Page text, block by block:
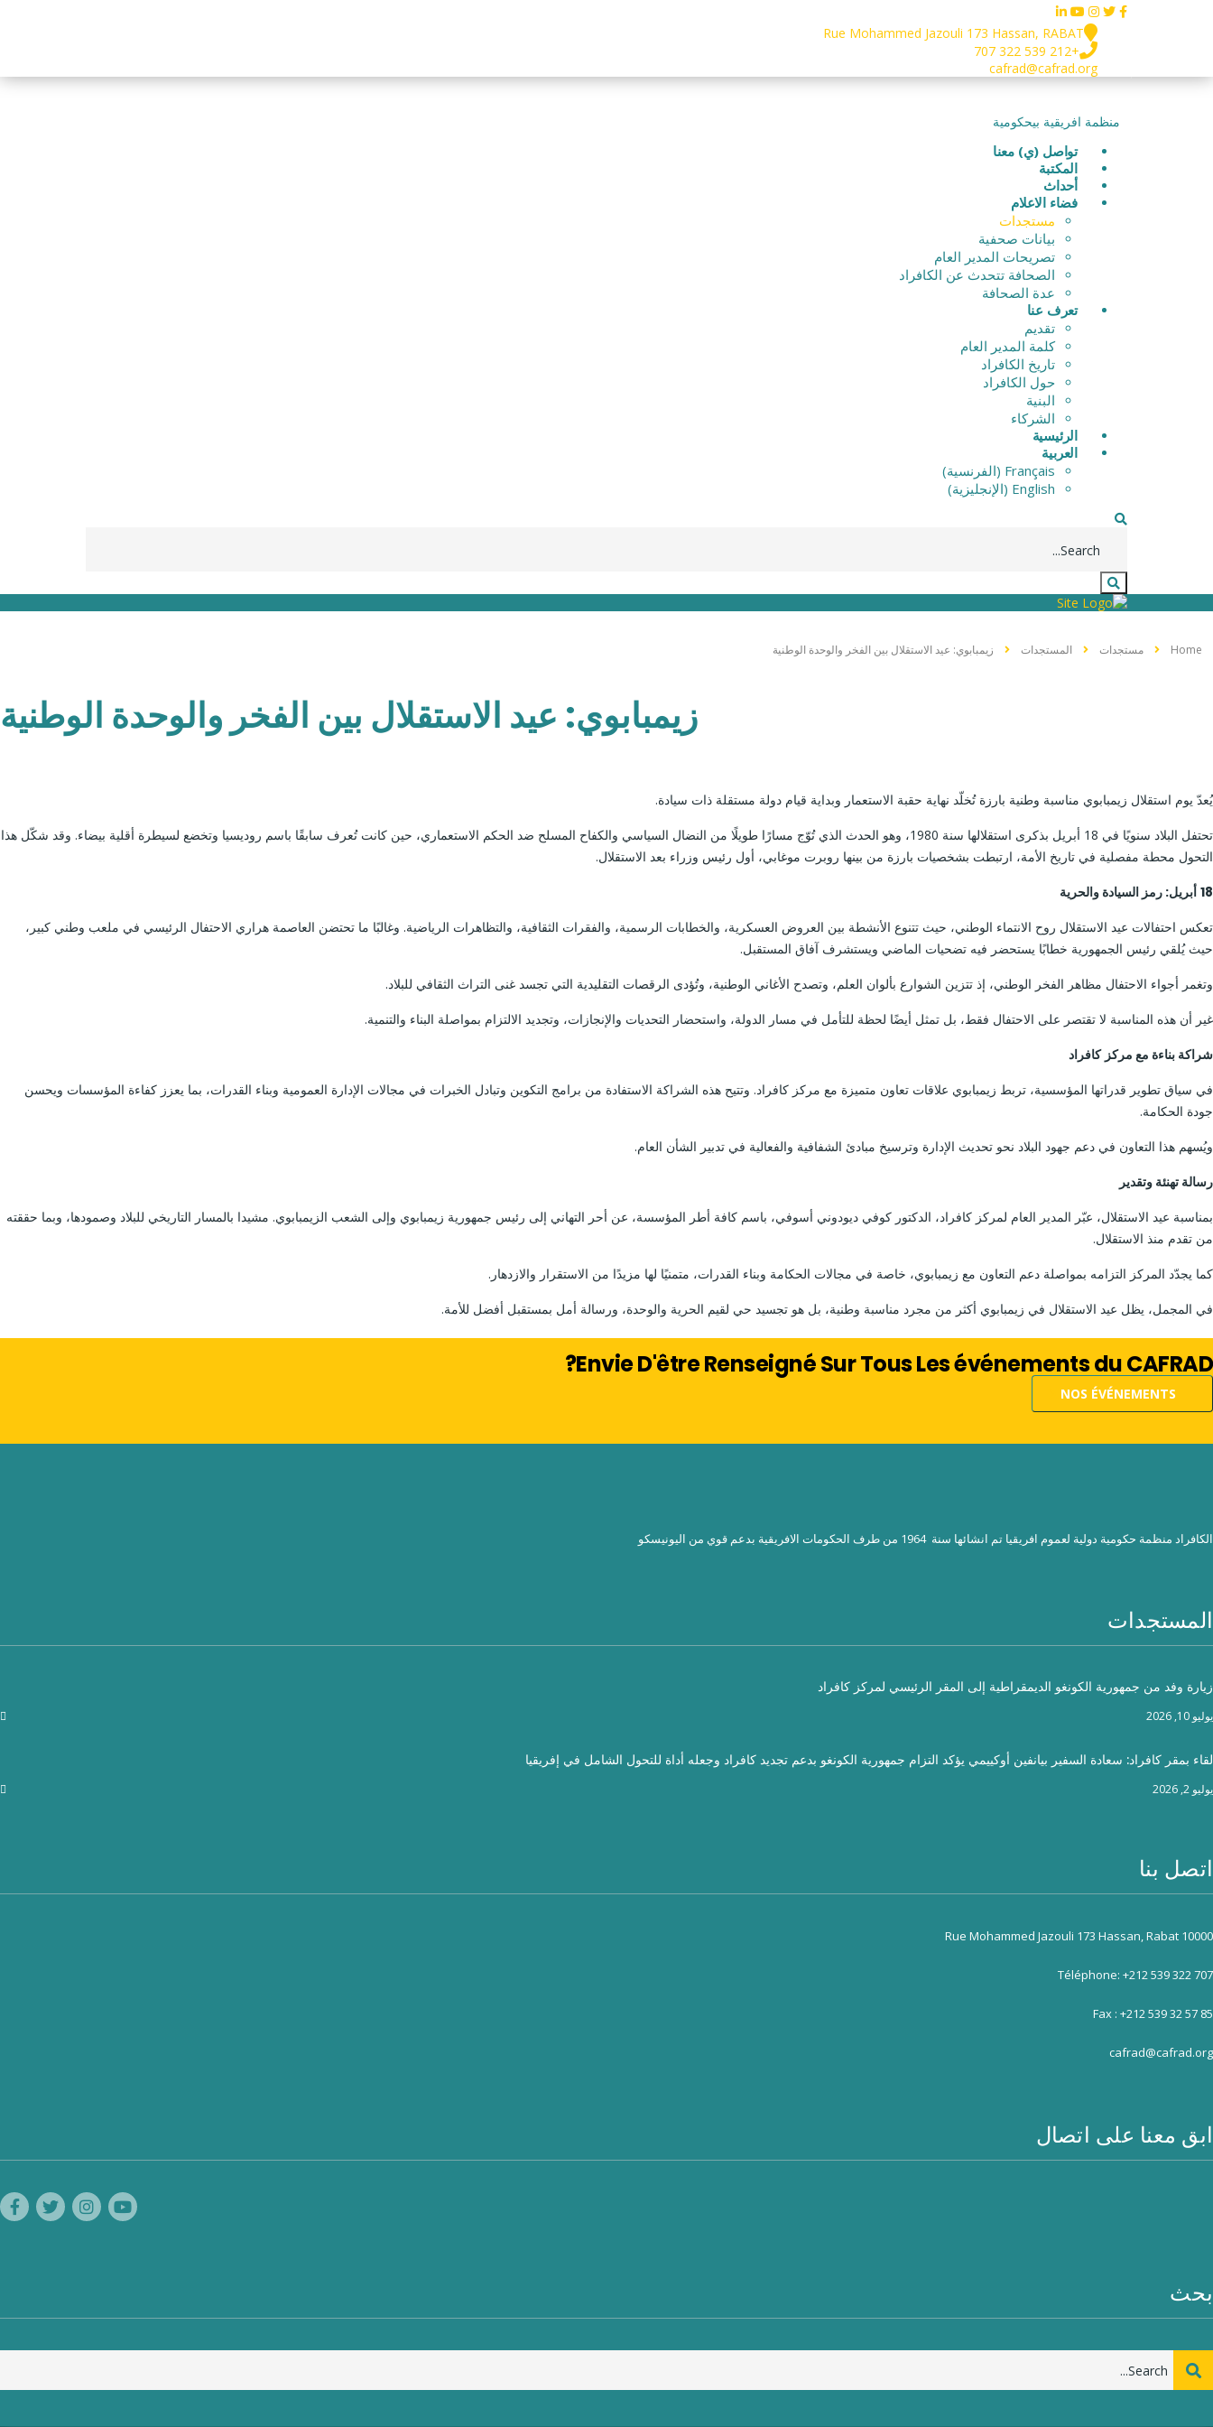
Rue Mohammed Jazouli 173 Hassan, RABAT
+212 539 322 707
cafrad@cafrad.org
منظمة افريقية بيحكومية
تواصل (ي) معنا
المكتبة
أحداث
فضاء الاعلام
مستجدات
بيانات صحفية
تصريحات المدير العام
الصحافة تتحدث عن الكافراد
عدة الصحافة
تعرف عنا
تقديم
كلمة المدير العام
تاريخ الكافراد
حول الكافراد
البنية
الشركاء
الرئيسية
العربية
Français
(الفرنسية)
English
(الإنجليزية)
Home مستجدات المستجدات زيمبابوي: عيد الاستقلال بين الفخر والوحدة الوطنية
زيمبابوي: عيد الاستقلال بين الفخر والوحدة الوطنية
يُعدّ يوم استقلال زيمبابوي مناسبة وطنية بارزة تُخلّد نهاية حقبة الاستعمار وبداية قيام دولة مستقلة ذات سيادة.
تحتفل البلاد سنويًا في 18 أبريل بذكرى استقلالها سنة 1980، وهو الحدث الذي تُوّج مسارًا طويلًا من النضال السياسي والكفاح المسلح ضد الحكم الاستعماري، حين كانت تُعرف سابقًا باسم روديسيا وتخضع لسيطرة أقلية بيضاء. وقد شكّل هذا
التحول محطة مفصلية في تاريخ الأمة، ارتبطت بشخصيات بارزة من بينها روبرت موغابي، أول رئيس وزراء بعد الاستقلال.
18 أبريل: رمز السيادة والحرية
تعكس احتفالات عيد الاستقلال روح الانتماء الوطني، حيث تتنوع الأنشطة بين العروض العسكرية، والخطابات الرسمية، والفقرات الثقافية، والتظاهرات الرياضية. وغالبًا ما تحتضن العاصمة هراري الاحتفال الرئيسي في ملعب وطني كبير،
حيث يُلقي رئيس الجمهورية خطابًا يستحضر فيه تضحيات الماضي ويستشرف آفاق المستقبل.
وتغمر أجواء الاحتفال مظاهر الفخر الوطني، إذ تتزين الشوارع بألوان العلم، وتصدح الأغاني الوطنية، وتُؤدى الرقصات التقليدية التي تجسد غنى التراث الثقافي للبلاد.
غير أن هذه المناسبة لا تقتصر على الاحتفال فقط، بل تمثل أيضًا لحظة للتأمل في مسار الدولة، واستحضار التحديات والإنجازات، وتجديد الالتزام بمواصلة البناء والتنمية.
شراكة بناءة مع مركز كافراد
في سياق تطوير قدراتها المؤسسية، تربط زيمبابوي علاقات تعاون متميزة مع مركز كافراد. وتتيح هذه الشراكة الاستفادة من برامج التكوين وتبادل الخبرات في مجالات الإدارة العمومية وبناء القدرات، بما يعزز كفاءة المؤسسات ويحسن
جودة الحكامة.
ويُسهم هذا التعاون في دعم جهود البلاد نحو تحديث الإدارة وترسيخ مبادئ الشفافية والفعالية في تدبير الشأن العام.
رسالة تهنئة وتقدير
بمناسبة عيد الاستقلال، عبّر المدير العام لمركز كافراد، الدكتور كوفي ديودوني أسوفي، باسم كافة أطر المؤسسة، عن أحر التهاني إلى رئيس جمهورية زيمبابوي وإلى الشعب الزيمبابوي. مشيدا بالمسار التاريخي للبلاد وصمودها، وبما حققته
من تقدم منذ الاستقلال.
كما يجدّد المركز التزامه بمواصلة دعم التعاون مع زيمبابوي، خاصة في مجالات الحكامة وبناء القدرات، متمنيًا لها مزيدًا من الاستقرار والازدهار.
في المجمل، يظل عيد الاستقلال في زيمبابوي أكثر من مجرد مناسبة وطنية، بل هو تجسيد حي لقيم الحرية والوحدة، ورسالة أمل بمستقبل أفضل للأمة.
Envie D'être Renseigné Sur Tous Les événements du CAFRAD?
NOS ÉVÉNEMENTS
الكافراد منظمة حكومية دولية لعموم افريقيا تم انشائها سنة 1964 من طرف الحكومات الافريقية بدعم قوي من اليونيسكو
المستجدات
زيارة وفد من جمهورية الكونغو الديمقراطية إلى المقر الرئيسي لمركز كافراد
يوليو 10, 2026
لقاء بمقر كافراد: سعادة السفير بيانفين أوكييمي يؤكد التزام جمهورية الكونغو بدعم تجديد كافراد وجعله أداة للتحول الشامل في إفريقيا
يوليو 2, 2026
اتصل بنا
Rue Mohammed Jazouli 173 Hassan, Rabat 10000
Téléphone: +212 539 322 707
Fax : +212 539 32 57 85
cafrad@cafrad.org
ابق معنا على اتصال
بحث